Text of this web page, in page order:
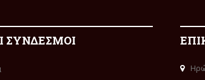
ΣΥΝΔΕΣΜΟΙ